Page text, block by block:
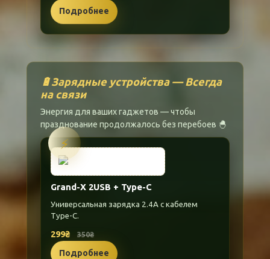
Подробнее
🔋Зарядные устройства — Всегда
на связи
Энергия для ваших гаджетов — чтобы
празднование продолжалось без перебоев 🐣
⚡
Grand-X 2USB + Type-C
Универсальная зарядка 2.4A с кабелем
Type-C.
299₴ 350₴
Подробнее